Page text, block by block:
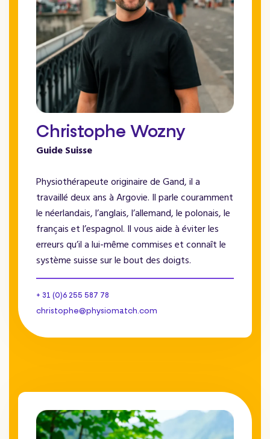
Christophe Wozny
Guide Suisse
Physiothérapeute originaire de Gand, il a
travaillé deux ans à Argovie. Il parle couramment
le néerlandais, l’anglais, l’allemand, le polonais, le
français et l’espagnol. Il vous aide à éviter les
erreurs qu’il a lui-même commises et connaît le
système suisse sur le bout des doigts.
+ 31 (0)6 255 587 78
christophe@physiomatch.com